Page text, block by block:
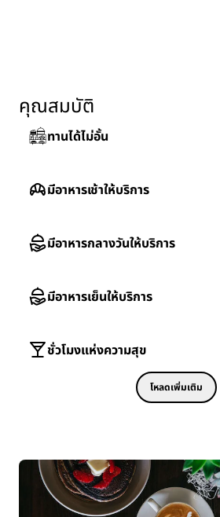
คุณสมบัติ
ทานได้ไม่อั้น
มีอาหารเช้าให้บริการ
มีอาหารกลางวันให้บริการ
มีอาหารเย็นให้บริการ
ชั่วโมงแห่งความสุข
โหลดเพิ่มเติม